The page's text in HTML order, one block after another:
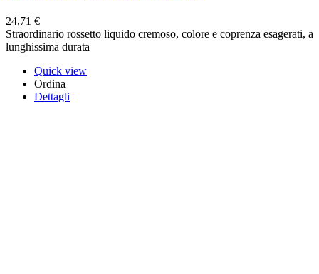
24,71 €
Straordinario rossetto liquido cremoso, colore e coprenza esagerati, a
lunghissima durata
Quick view
Ordina
Dettagli